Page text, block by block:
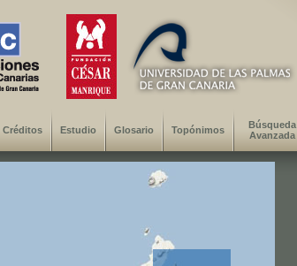
Créditos Estudio Glosario Topónimos
Búsqueda
Avanzada